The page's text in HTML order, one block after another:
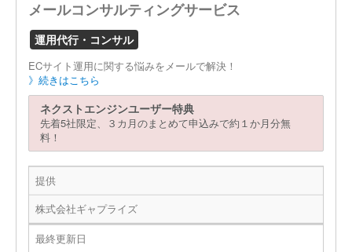
メールコンサルティングサービス
運用代行・コンサル
ECサイト運用に関する悩みをメールで解決！
》続きはこちら
ネクストエンジンユーザー特典
先着5社限定、３カ月のまとめて申込みで約１か月分無
料！
提供
株式会社ギャプライズ
最終更新日